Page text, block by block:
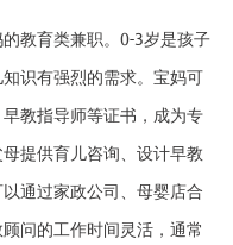
教育类兼职。0-3岁是孩子
识有强烈的需求。宝妈可
教指导师等证书，成为专
提供育儿咨询、设计早教
通过家政公司、母婴店合
问的工作时间灵活，通常